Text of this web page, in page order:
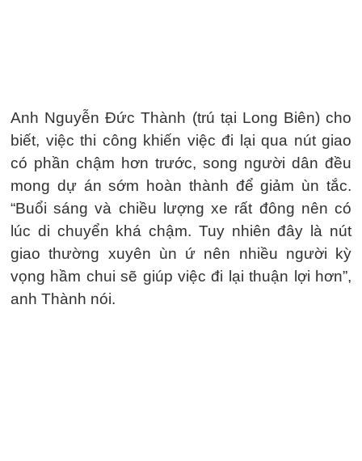
Anh Nguyễn Đức Thành (trú tại Long Biên) cho
biết, việc thi công khiến việc đi lại qua nút giao
có phần chậm hơn trước, song người dân đều
mong dự án sớm hoàn thành để giảm ùn tắc.
“Buổi sáng và chiều lượng xe rất đông nên có
lúc di chuyển khá chậm. Tuy nhiên đây là nút
giao thường xuyên ùn ứ nên nhiều người kỳ
vọng hầm chui sẽ giúp việc đi lại thuận lợi hơn”,
anh Thành nói.